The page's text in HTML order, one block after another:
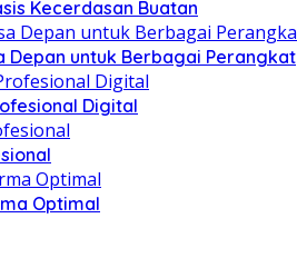
Kecerdasan Buatan
Depan untuk Berbagai Perangkat
Digital
Optimal